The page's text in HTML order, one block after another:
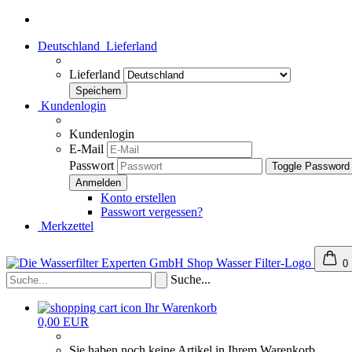
Deutschland Lieferland
Lieferland
Kundenlogin
Kundenlogin
E-Mail
Passwort
Toggle
Konto erstellen
Passwort vergessen?
Merkzettel
0
Suche...
Ihr Warenkorb
0,00 EUR